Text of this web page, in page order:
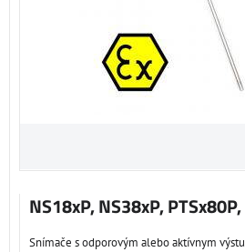
NS18xP, NS38xP,
Snímače s odporovým alebo aktívnym